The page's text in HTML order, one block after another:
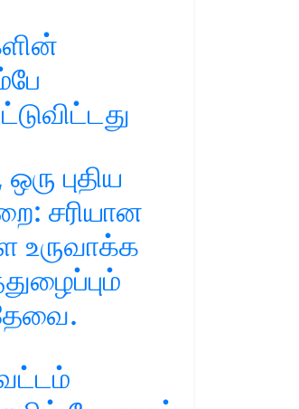
புதிய
சரியான
உருவாக்க